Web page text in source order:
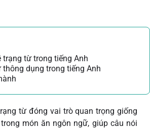
trạng từ trong tiếng Anh
dụng trong tiếng Anh
từ đóng vai trò quan trọng giống
món ăn ngôn ngữ, giúp câu nói